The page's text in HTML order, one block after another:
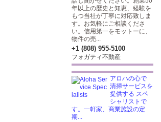
年以上の歴史と知恵、経験を
もつ当社が丁寧に対応致しま
す。お気軽にご相談くださ
い。信用第一をモットーに、
物件の売...
+1 (808) 955-5100
フォガティ不動産
アロハの心で
清掃サービスを
提供する スペ
シャリストで
す。一軒家、商業施設の定
期...